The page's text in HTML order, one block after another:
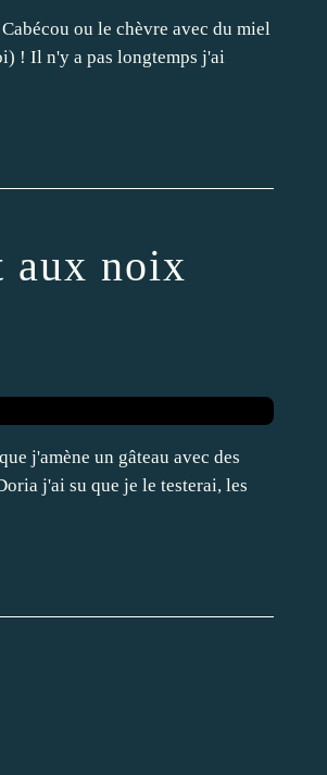
ou le chèvre avec du miel
! Il n'y a pas longtemps j'ai
aux noix
j'amène un gâteau avec des
j'ai su que je le testerai, les